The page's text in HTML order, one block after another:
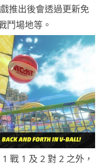
推出後會透過更新免
鬥場地等。
戰 1 及 2 對 2 之外，